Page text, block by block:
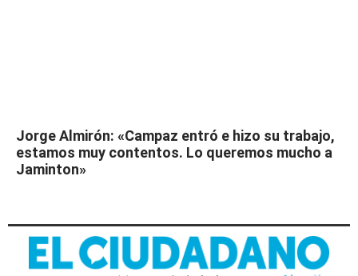
Jorge Almirón: «Campaz entró e hizo su trabajo,
estamos muy contentos. Lo queremos mucho a
Jaminton»